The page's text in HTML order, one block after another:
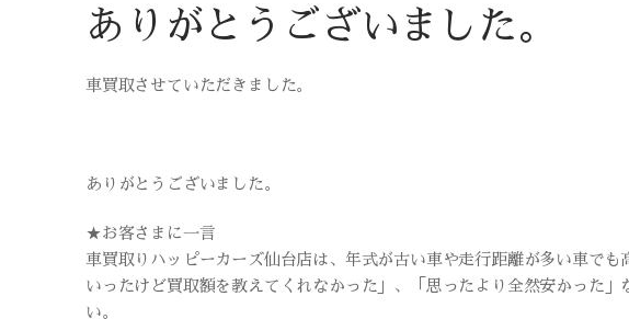
ありがとうございました。
車買取させていただきました。
ありがとうございました。
★お客さまに一言
車買取りハッピーカーズ仙台店は、年式が古い車や走行距離が多い車で
いったけど買取額を教えてくれなかった」、「思ったより全然安かった
い。